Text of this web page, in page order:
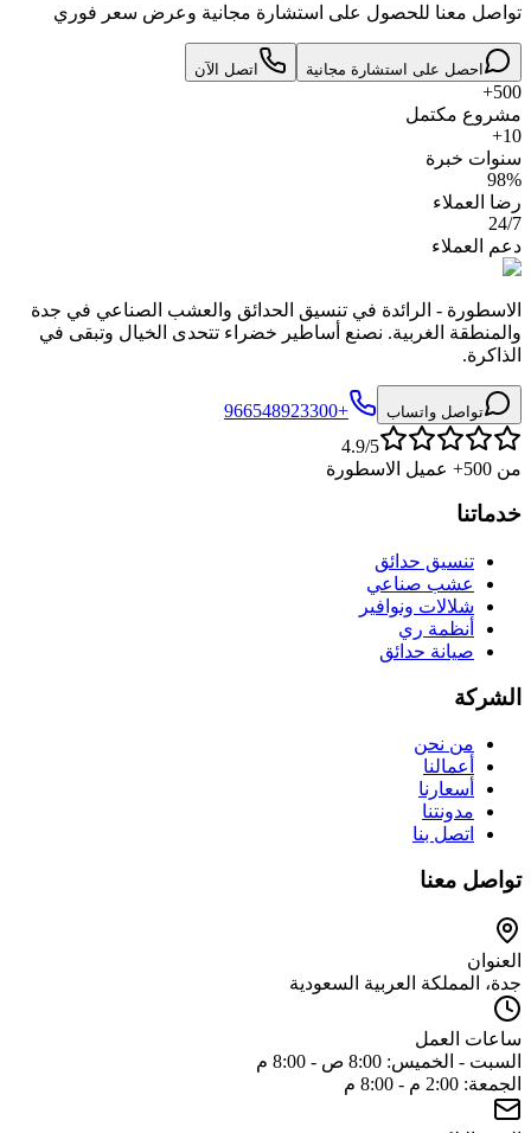
تواصل معنا للحصول على استشارة مجانية وعرض سعر فوري
احصل على استشارة مجانية اتصل الآن
500+
مشروع مكتمل
10+
سنوات خبرة
98%
رضا العملاء
24/7
دعم العملاء
الاسطورة - الرائدة في تنسيق الحدائق والعشب الصناعي في جدة
والمنطقة الغربية. نصنع أساطير خضراء تتحدى الخيال وتبقى في
الذاكرة.
تواصل واتساب
+966548923300
4.9/5
من 500+ عميل الاسطورة
خدماتنا
تنسيق حدائق
عشب صناعي
شلالات ونوافير
أنظمة ري
صيانة حدائق
الشركة
من نحن
أعمالنا
أسعارنا
مدونتنا
اتصل بنا
تواصل معنا
العنوان
جدة، المملكة العربية السعودية
ساعات العمل
السبت - الخميس: 8:00 ص - 8:00 م
الجمعة: 2:00 م - 8:00 م